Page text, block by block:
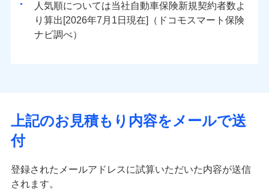
人気順については当社
新規契約者数よ
り算出[
年 月
日現在]（ドコモスマート保険
ナビ調べ）
上記のお見積もり内容をメールで送
付
登録されたメールアドレスに試算いただいた内容が送信
されます。